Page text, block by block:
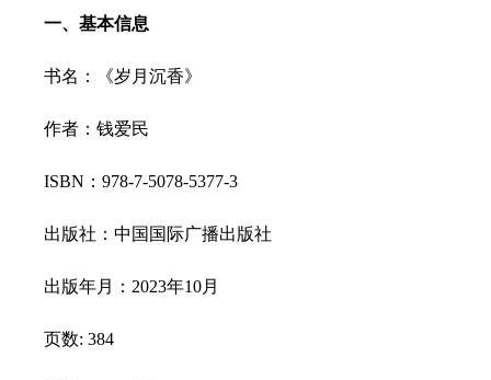
一、基本信息
书名：《岁月沉香》
作者：钱爱民
ISBN：978-7-5078-5377-3
出版社：中国国际广播出版社
出版年月：2023年10月
页数: 384